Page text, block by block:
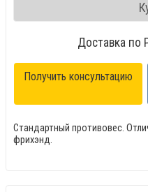
Доставка по
Получить консультацию
Стандартный противовес.
фрихэнд.